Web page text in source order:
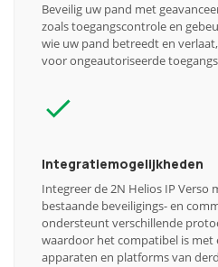
Beveilig uw pand met
zoals toegangscontrole en
wie uw pand betreedt en
voor ongeautoriseerde
Integratiemogelijkheden
Integreer de 2N Helios IP Verso
bestaande beveiligings- en
ondersteunt verschillende
waardoor het compatibel is met
apparaten en platforms van